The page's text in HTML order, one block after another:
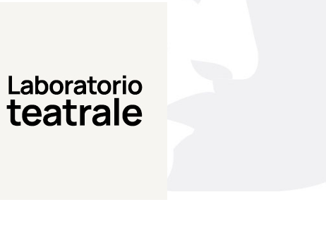
Laboratorio di teatro del
Teatro Eduardo de Filippo